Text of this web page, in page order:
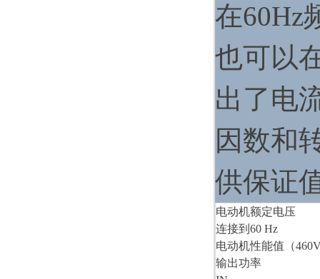
在60Hz
也可以
出了电
因数和
供保证
电动机额定电压
连接到60 Hz
电动机性能值（
输出功率